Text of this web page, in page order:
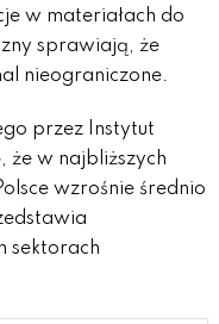
w materiałach do
sprawiają, że
nieograniczone.
przez Instytut
że w najbliższych
wzrośnie średnio
sektorach